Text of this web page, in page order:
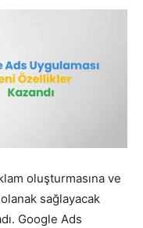
oluşturmasına ve
sağlayacak
Google Ads